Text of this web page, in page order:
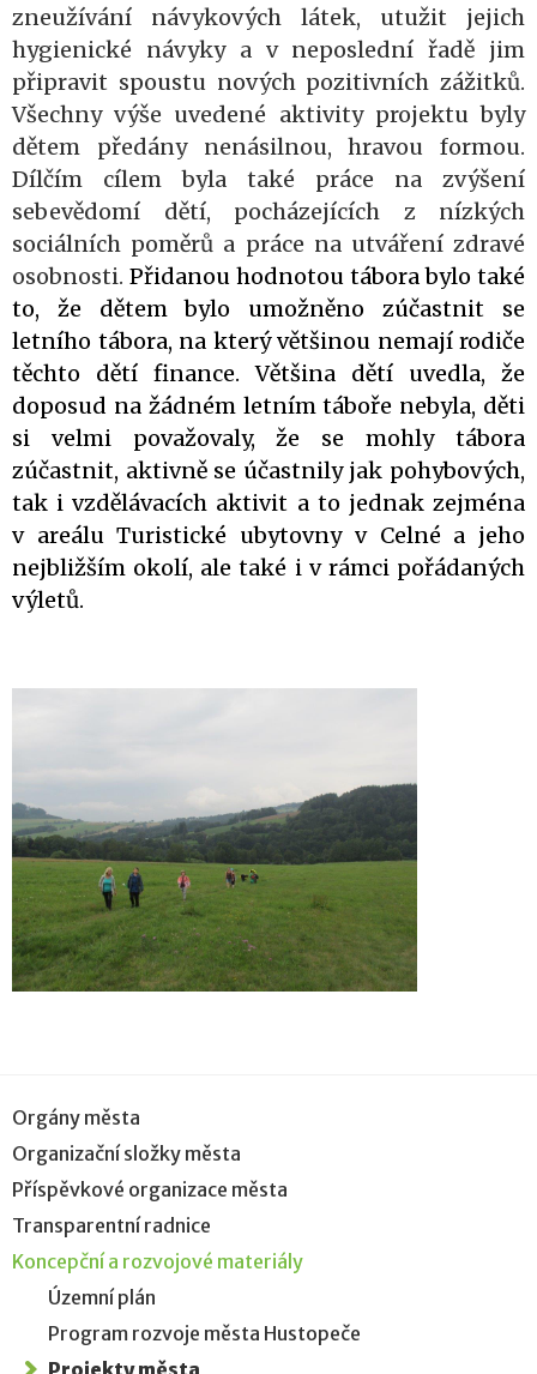
zneužívání návykových látek, utužit jejich
hygienické návyky a v neposlední řadě jim
připravit spoustu nových pozitivních zážitků.
Všechny výše uvedené aktivity projektu byly
dětem předány nenásilnou, hravou formou.
Dílčím cílem byla také práce na zvýšení
sebevědomí dětí, pocházejících z nízkých
sociálních poměrů a práce na utváření zdravé
osobnosti. Přidanou hodnotou tábora bylo také
to, že dětem bylo umožněno zúčastnit se
letního tábora, na který většinou nemají rodiče
těchto dětí finance. Většina dětí uvedla, že
doposud na žádném letním táboře nebyla, děti
si velmi považovaly, že se mohly tábora
zúčastnit, aktivně se účastnily jak pohybových,
tak i vzdělávacích aktivit a to jednak zejména
v areálu Turistické ubytovny v Celné a jeho
nejbližším okolí, ale také i v rámci pořádaných
výletů.
Orgány města
Organizační složky města
Příspěvkové organizace města
Transparentní radnice
Koncepční a rozvojové materiály
Územní plán
Program rozvoje města Hustopeče
Projekty města